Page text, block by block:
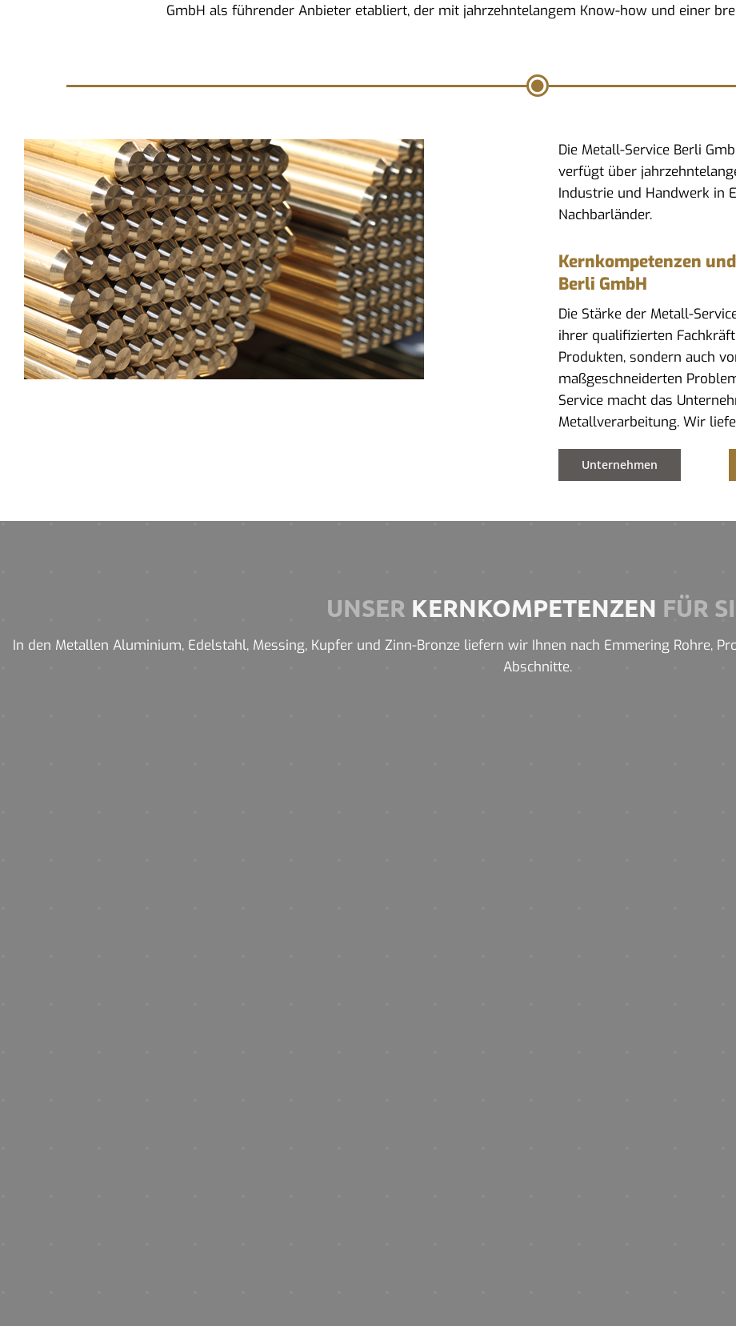
GmbH als führender Anbieter etabliert, der mit jahrzehntelangem Know-how und einer
Die Metall-Service Berli
verfügt über
Industrie und Handwerk in
Nachbarländer.
Kernkompetenzen
Berli GmbH
Die Stärke der Metall-
ihrer qualifizierten
Produkten, sondern auch
maßgeschneiderten
Service macht das
Metallverarbeitung. Wir
Unternehmen
UNSER KERNKOMPETENZEN FÜR
In den Metallen Aluminium, Edelstahl, Messing, Kupfer und Zinn-Bronze liefern wir Ihnen nach Emmering Rohre,
Abschnitte.